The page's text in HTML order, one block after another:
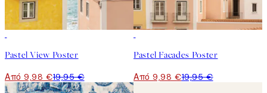
Pastel View Poster
Από 9,98 €19,95 €
Pastel Facades Poster
Από 9,98 €19,95 €